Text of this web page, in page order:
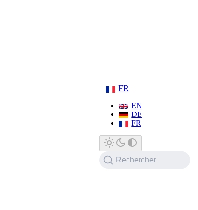
FR
EN
DE
FR
Rechercher